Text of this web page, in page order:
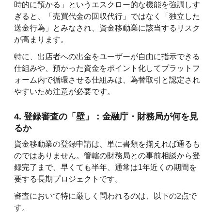
時的に預かる」というエスクロー的な機能を強調しす
ぎると、「売買代金の回収代行」ではなく「独立した
送金行為」とみなされ、資金移動業に該当するリスク
が高まります。
特に、出店者への出金をユーザーが自由に指示できる
仕組みや、預かった資金をポイント化してプラットフ
ォーム内で循環させる仕組みは、為替取引と認定され
やすいため注意が必要です。
4. 登録審査の「壁」：金融庁・財務局が何を見
るか
資金移動業の登録申請は、単に書類を揃えれば通るも
のではありません。管轄の財務局との事前相談から登
録完了まで、早くても半年、通常は1年近くの期間を
要する長期プロジェクトです。
審査において特に厳しく問われるのは、以下の2点で
す。